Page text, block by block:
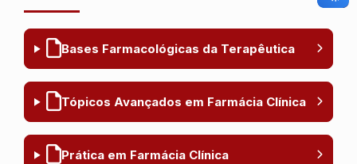
Bases Farmacológicas da Terapêutica
Tópicos Avançados em Farmácia Clínica
Prática em Farmácia Clínica